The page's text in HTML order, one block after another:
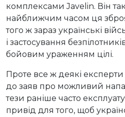
комплексами Javelin. Він
найближчим часом ця
того ж зараз українські
і застосування
бойовим ураженням цілі.
Проте все ж деякі
до заяв про можливий
тези раніше часто
привід для того, щоб